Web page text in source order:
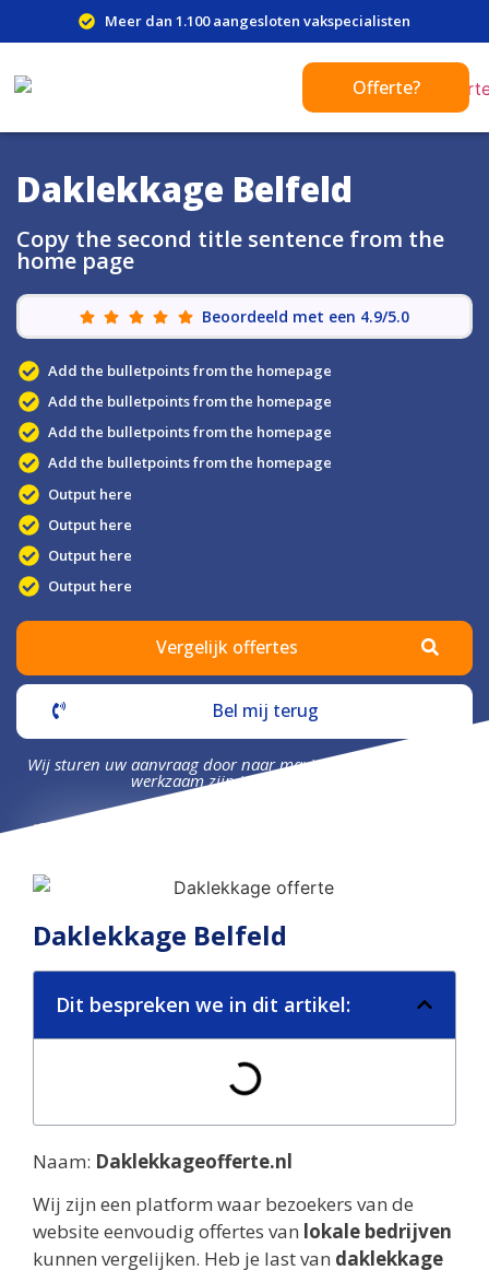
Meer dan 1.100 aangesloten vakspecialisten
Offerte?
Daklekkage Belfeld
Copy the second title sentence from the
home page
Beoordeeld met een 4.9/5.0
Add the bulletpoints from the homepage
Add the bulletpoints from the homepage
Add the bulletpoints from the homepage
Add the bulletpoints from the homepage
Output here
Output here
Output here
Output here
Vergelijk offertes
Bel mij terug
Wij sturen uw aanvraag door naar maximaal 4 bedrijven die
werkzaam zijn in uw omgeving.
Daklekkage Belfeld
Dit bespreken we in dit artikel:
Naam: Daklekkageofferte.nl
Wij zijn een platform waar bezoekers van de
website eenvoudig offertes van lokale bedrijven
kunnen vergelijken. Heb je last van daklekkage